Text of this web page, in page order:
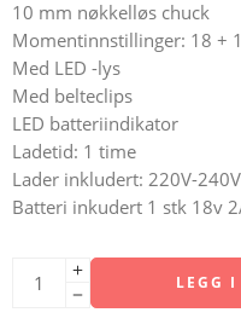
10 mm nøkkelløs chuck
Momentinnstillinger: 18 + 1
Med LED -lys
Med belteclips
LED batteriindikator
Ladetid: 1 time
Lader inkludert: 220V-
Batteri inkudert 1 stk 18v
LEGG